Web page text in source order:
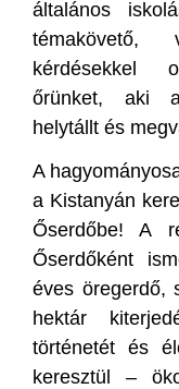
általános
témakövető,
kérdésekkel
őrünket, aki
helytállt és
A
a Kistanyán
Őserdőbe! A
Őserdőként
éves öregerdő,
hektár
történetét és
keresztül –